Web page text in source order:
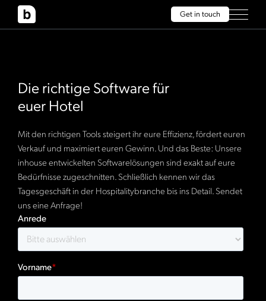
Get in touch
Die richtige Software für
euer Hotel
Mit den richtigen Tools steigert ihr eure Effizienz, fördert euren
Verkauf und maximiert euren Gewinn. Und das Beste: Unsere
inhouse entwickelten Softwarelösungen sind exakt auf eure
Bedürfnisse zugeschnitten. Schließlich kennen wir das
Tagesgeschäft in der Hospitalitybranche bis ins Detail. Sendet
uns eine Anfrage!